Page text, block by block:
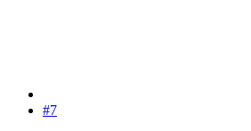
#7